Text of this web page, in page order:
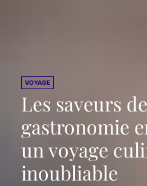
VOYAGE
Les saveurs
gastronomie
un voyage
inoubliable